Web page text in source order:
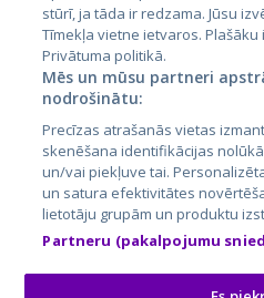
City24.lv
City24.ee
GetaPro.lv
GetaPro.ee
Skelbiu.lt
Autoplius.lt
Aruodas.lt
stūrī, ja tāda ir redzama. Jūsu
Tīmekļa vietne ietvaros.
Privātuma politikā.
Mēs un mūsu partneri
nodrošinātu:
Precīzas atrašanās vietas
skenēšana identifikācijas
un/vai piekļuve tai.
un satura efektivitātes
lietotāju grupām un produktu
Partneru (pakalpojumu